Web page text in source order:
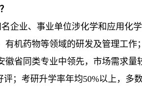
企业、事业单位涉化学和应用化
机药物等领域的研发及管理工作
省同类专业中领先，市场需求量
；考研升学率年均50%以上，多